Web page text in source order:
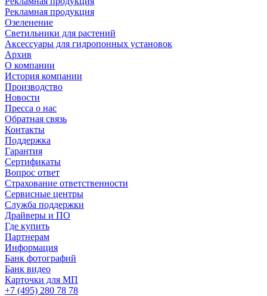
Рекламная продукция
Озеленение
Светильники для растений
Аксессуары для гидропонных установок
Архив
О компании
История компании
Производство
Новости
Пресса о нас
Обратная связь
Контакты
Поддержка
Гарантия
Сертификаты
Вопрос ответ
Страхование ответственности
Сервисные центры
Служба поддержки
Драйверы и ПО
Где купить
Партнерам
Информация
Банк фотографий
Банк видео
Карточки для МП
+7 (495) 280 78 78